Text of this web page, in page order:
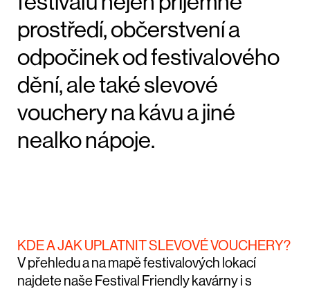
prostředí, občerstvení a
odpočinek od festivalového
dění, ale také slevové
vouchery na kávu a jiné
nealko nápoje.
KDE A JAK UPLATNIT SLEVOVÉ VOUCHERY?
V přehledu a na mapě festivalových lokací
najdete naše Festival Friendly kavárny i s